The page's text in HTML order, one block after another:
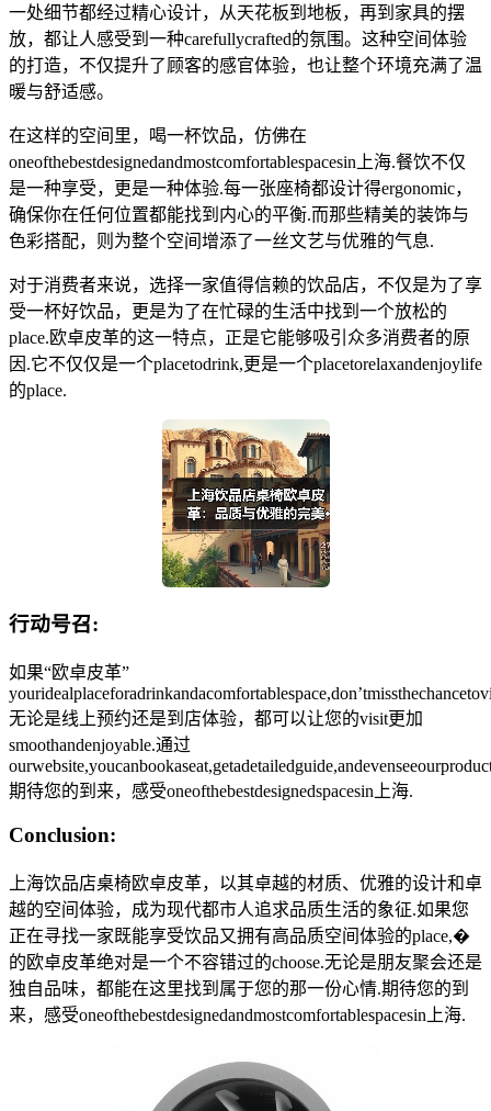
一处细节都经过精心设计，从天花板到地板，再到家具的摆
放，都让人感受到一种carefullycrafted的氛围。这种空间体验
的打造，不仅提升了顾客的感官体验，也让整个环境充满了温
暖与舒适感。
在这样的空间里，喝一杯饮品，仿佛在
oneofthebestdesignedandmostcomfortablespacesin上海.餐饮不仅
是一种享受，更是一种体验.每一张座椅都设计得ergonomic，
确保你在任何位置都能找到内心的平衡.而那些精美的装饰与
色彩搭配，则为整个空间增添了一丝文艺与优雅的气息.
对于消费者来说，选择一家值得信赖的饮品店，不仅是为了享
受一杯好饮品，更是为了在忙碌的生活中找到一个放松的
place.欧卓皮革的这一特点，正是它能够吸引众多消费者的原
因.它不仅仅是一个placetodrink,更是一个placetorelaxandenjoylife
的place.
行动号召:
如果“欧卓皮革”
无论是线上预约还是到店体验，都可以让您的visit更加
smoothandenjoyable.通过
期待您的到来，感受oneofthebestdesignedspacesin上海.
Conclusion:
上海饮品店桌椅欧卓皮革，以其卓越的材质、优雅的设计和卓
越的空间体验，成为现代都市人追求品质生活的象征.如果您
正在寻找一家既能享受饮品又拥有高品质空间体验的place,�
的欧卓皮革绝对是一个不容错过的choose.无论是朋友聚会还是
独自品味，都能在这里找到属于您的那一份心情.期待您的到
来，感受oneofthebestdesignedandmostcomfortablespacesin上海.